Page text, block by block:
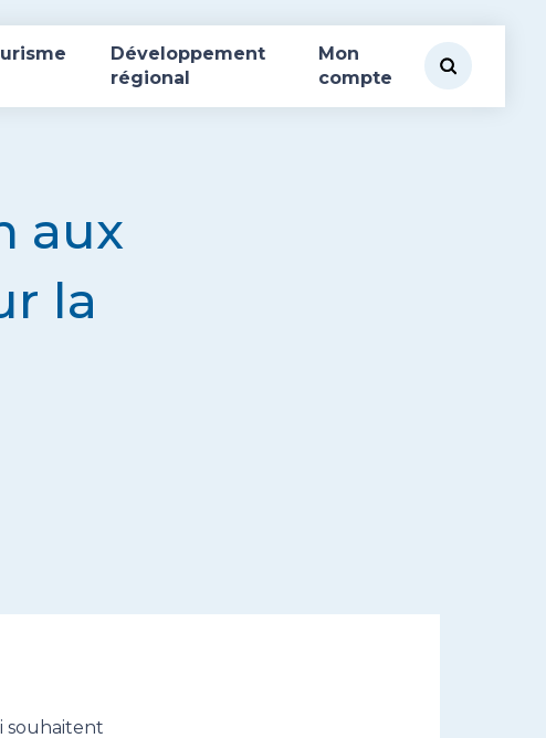
Développement
régional
Mon
compte
aux
la
souhaitent